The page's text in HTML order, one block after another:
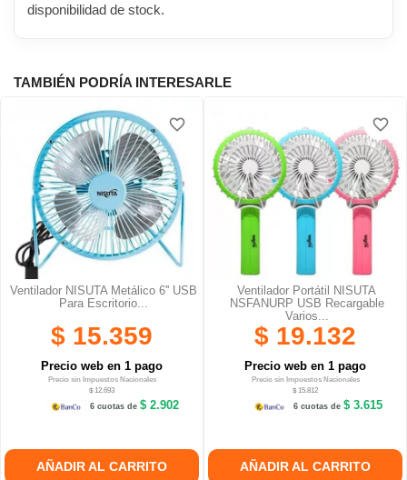
disponibilidad de stock.
TAMBIÉN PODRÍA INTERESARLE
Ventilador NISUTA Metálico 6'' USB
Para Escritorio...
$ 15.359
Precio web en 1 pago
Precio sin Impuestos Nacionales
$ 12.693
6 cuotas de $ 2.902
AÑADIR AL CARRITO
favorite_border
Ventilador Portátil NISUTA
NSFANURP USB Recargable
Varios...
$ 19.132
Precio web en 1 pago
Precio sin Impuestos Nacionales
$ 15.812
6 cuotas de $ 3.615
AÑADIR AL CARRITO
favorite_border